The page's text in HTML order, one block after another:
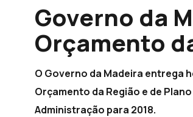
Governo da
Orçamento
O Governo da Madeira entrega
Orçamento da Região e de
Administração para 2018.